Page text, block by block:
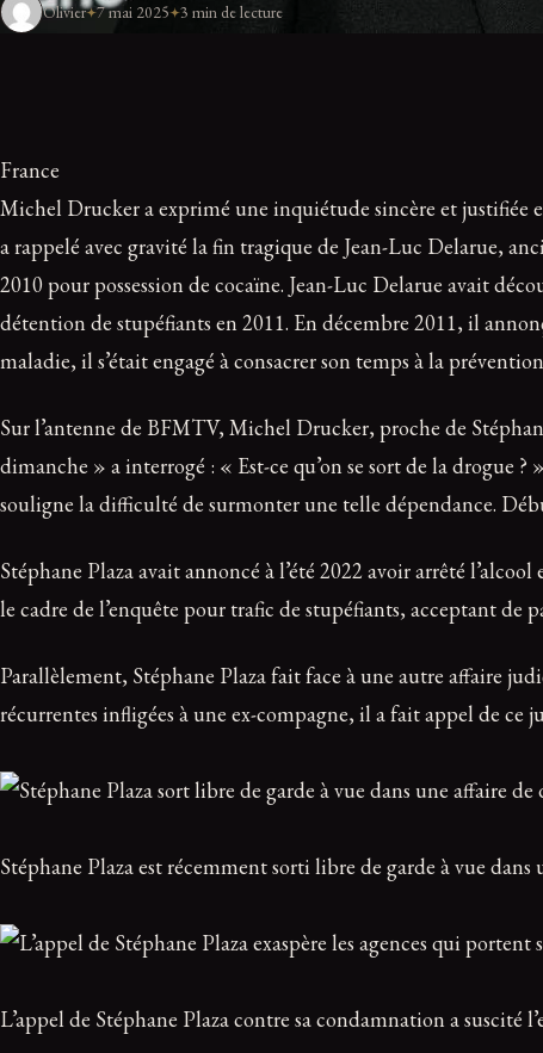
Olivier 7 mai 2025 3 min de lecture
France
Michel Drucker a exprimé une inquiétude sincère et justifiée
a rappelé avec gravité la fin tragique de Jean-Luc Delarue,
2010 pour possession de cocaïne. Jean-Luc Delarue avait
détention de stupéfiants en 2011. En décembre 2011, il
maladie, il s’était engagé à consacrer son temps à la
Sur l’antenne de BFMTV, Michel Drucker, proche de
dimanche » a interrogé : « Est-ce qu’on se sort de la drogue
souligne la difficulté de surmonter une telle dépendance.
Stéphane Plaza avait annoncé à l’été 2022 avoir arrêté
le cadre de l’enquête pour trafic de stupéfiants, acceptant
Parallèlement, Stéphane Plaza fait face à une autre affaire
récurrentes infligées à une ex-compagne, il a fait appel de ce
Stéphane Plaza est récemment sorti libre de garde à vue
L’appel de Stéphane Plaza contre sa condamnation a